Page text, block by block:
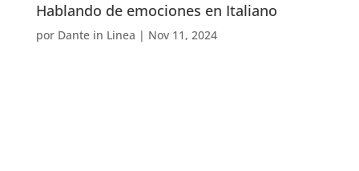
Hablando de emociones en Italiano
por Dante in Linea | Nov 11, 2024